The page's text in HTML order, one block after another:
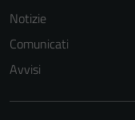
Notizie
Comunicati
Avvisi